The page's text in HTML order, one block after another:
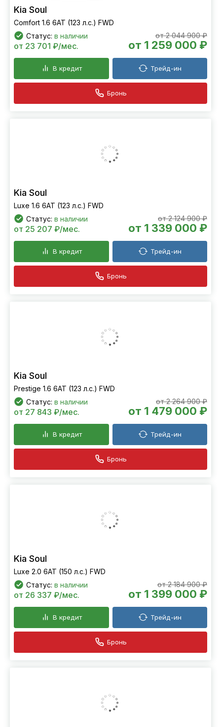
Kia Soul
Comfort 1.6 6АТ (123 л.с.) FWD
Статус: в наличии от 2 044 900 ₽
от 1 259 000 ₽
от 23 701 ₽/мес.
В кредит Трейд-ин
Бронь
Kia Soul
Luxe 1.6 6АТ (123 л.с.) FWD
Статус: в наличии от 2 124 900 ₽
от 1 339 000 ₽
от 25 207 ₽/мес.
В кредит Трейд-ин
Бронь
Kia Soul
Prestige 1.6 6АТ (123 л.с.) FWD
Статус: в наличии от 2 264 900 ₽
от 1 479 000 ₽
от 27 843 ₽/мес.
В кредит Трейд-ин
Бронь
Kia Soul
Luxe 2.0 6АТ (150 л.с.) FWD
Статус: в наличии от 2 184 900 ₽
от 1 399 000 ₽
от 26 337 ₽/мес.
В кредит Трейд-ин
Бронь